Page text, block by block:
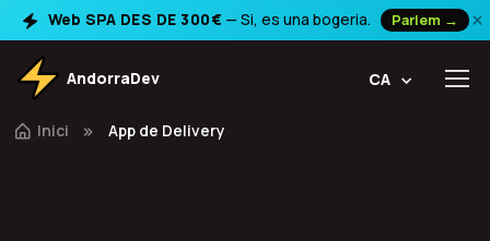
Web SPA DES DE 300€ — Si, es una bogeria. Parlem → ×
AndorraDev CA
Inici App de Delivery